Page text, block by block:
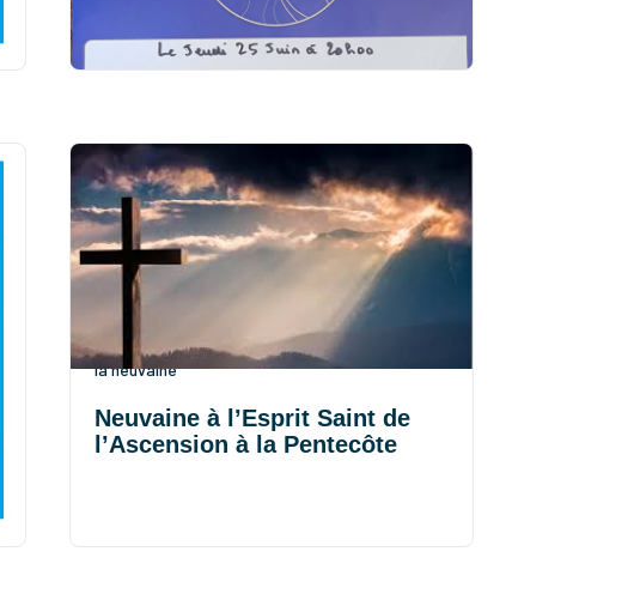
Neuvaine à l’Esprit Saint de
l’Ascension à la Pentecôte
Rejoignez nous et unissons notre prière avec
l'aide de l'Esprit Saint ! cliquez pour accéder à
la neuvaine